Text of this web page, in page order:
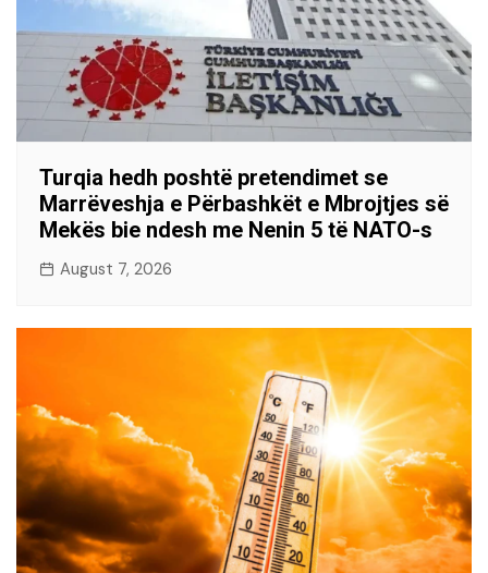
Turqia hedh poshtë pretendimet se
Marrëveshja e Përbashkët e Mbrojtjes së
Mekës bie ndesh me Nenin 5 të NATO-s
August 7, 2026